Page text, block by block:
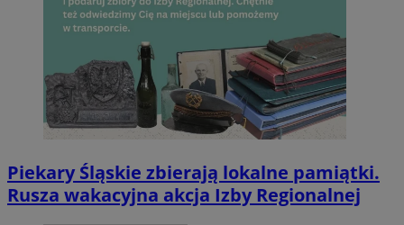
Piekary Śląskie zbierają lokalne pamiątki.
Rusza wakacyjna akcja Izby Regionalnej